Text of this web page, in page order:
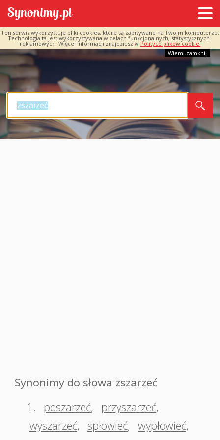
Ten serwis wykorzystuje pliki cookies, które są zapisywane na Twoim komputerze.
Technologia ta jest wykorzystywana w celach funkcjonalnych, statystycznych i
reklamowych. Więcej informacji znajdziesz w Polityce plików cookie.
Wiem, zamknij
Synonimy do słowa zszarzeć
1.
poszarzeć, przyszarzeć,
wyszarzeć, spłowieć, wypłowieć,